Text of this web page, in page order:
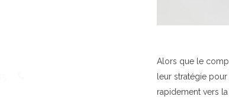
Alors que le
leur stratégie
rapidement vers